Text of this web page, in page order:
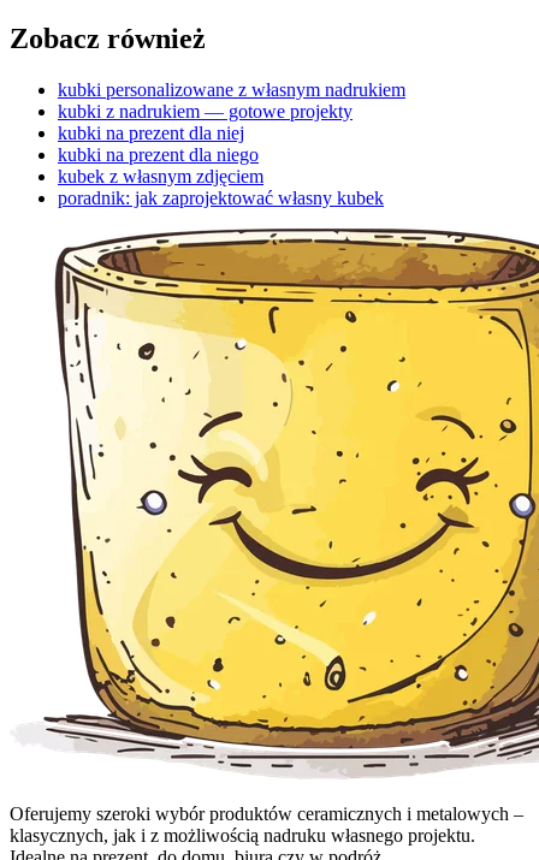
Zobacz również
kubki personalizowane z własnym nadrukiem
kubki z nadrukiem — gotowe projekty
kubki na prezent dla niej
kubki na prezent dla niego
kubek z własnym zdjęciem
poradnik: jak zaprojektować własny kubek
Oferujemy szeroki wybór produktów ceramicznych i metalowych –
klasycznych, jak i z możliwością nadruku własnego projektu.